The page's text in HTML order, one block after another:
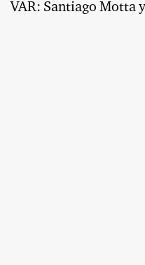
VAR: Santiago Motta